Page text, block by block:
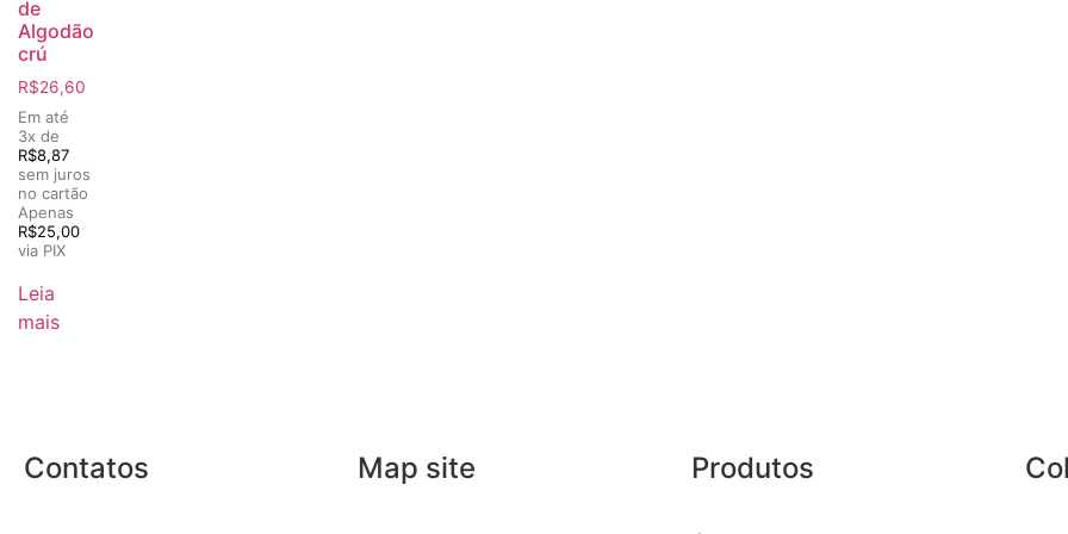
de
Algodão
crú
R$26,60
Em até
3x de
R$8,87
sem juros
no cartão
Apenas
R$25,00
via PIX
Leia
mais
Contatos Map site Produtos